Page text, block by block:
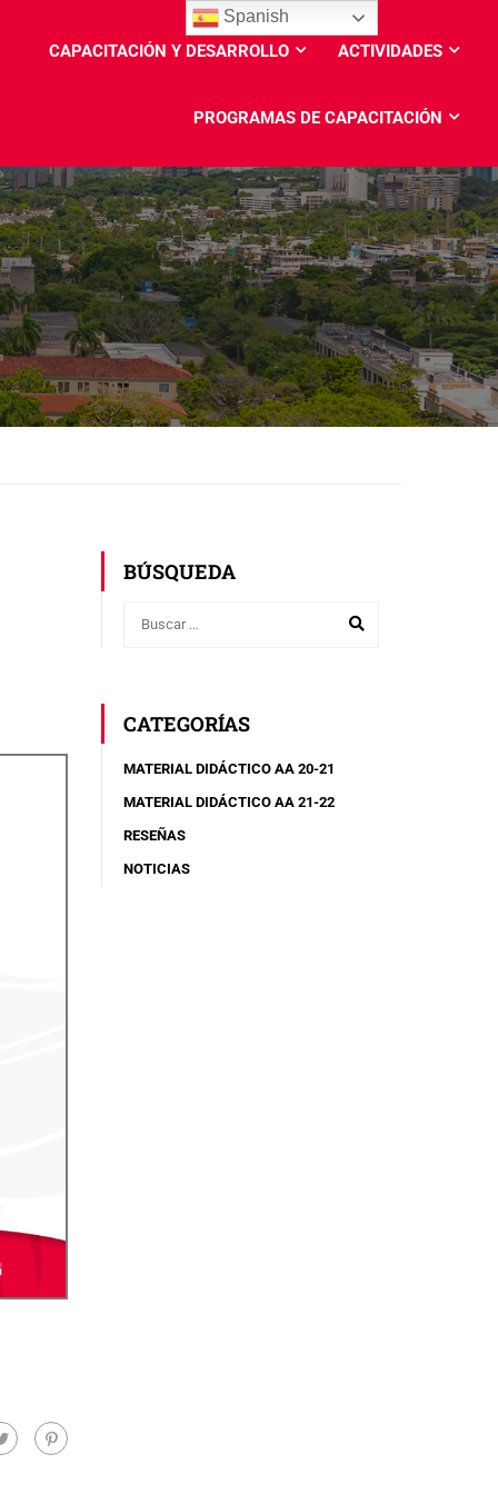
CAPACITACIÓN Y DESARROLLO ACTIVIDADES
PROGRAMAS DE CAPACITACIÓN
BÚSQUEDA
CATEGORÍAS
MATERIAL DIDÁCTICO AA 20-21
MATERIAL DIDÁCTICO AA 21-22
RESEÑAS
NOTICIAS
Spanish